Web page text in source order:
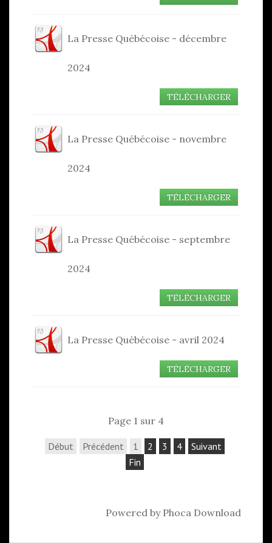
La Presse Québécoise - décembre
2024
TÉLÉCHARGER
La Presse Québécoise - novembre
2024
TÉLÉCHARGER
La Presse Québécoise - septembre
2024
TÉLÉCHARGER
La Presse Québécoise - avril 2024
TÉLÉCHARGER
Page 1 sur 4
Début Précédent 1 2 3 4
Suivant
Fin
Powered by Phoca Download